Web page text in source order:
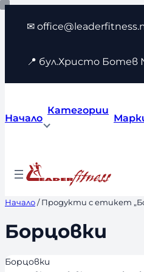
Към
съдържанието
✉
📍 бул.Христо Ботев
Начало
Категории
Начало/ Продукти с етикет
Борцовки
Борцовки